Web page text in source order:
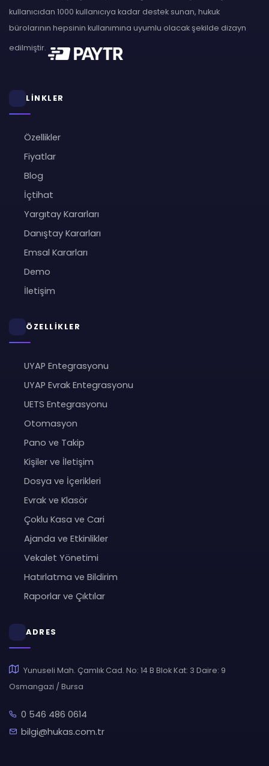
kullanıcıdan 1000 kullanıcıya kadar destek sunan, hukuk
bürolarının hepsinin kullanımına uyumlu olacak şekilde dizayn
edilmiştir.
LİNKLER
Özellikler
Fiyatlar
Blog
İçtihat
Yargıtay Kararları
Danıştay Kararları
Emsal Kararları
Demo
İletişim
ÖZELLİKLER
UYAP Entegrasyonu
UYAP Evrak Entegrasyonu
UETS Entegrasyonu
Otomasyon
Pano ve Takip
Kişiler ve İletişim
Dosya ve İçerikleri
Evrak ve Klasör
Çoklu Kasa ve Cari
Ajanda ve Etkinlikler
Vekalet Yönetimi
Hatırlatma ve Bildirim
Raporlar ve Çıktılar
ADRES
Yunuseli Mah. Çamlık Cad. No: 14 B Blok Kat: 3 Daire: 9
Osmangazi / Bursa
0 546 486 0614
bilgi@hukas.com.tr